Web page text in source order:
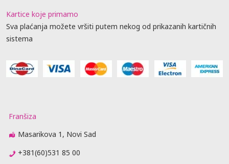
Kartice koje primamo
Sva plaćanja možete vršiti putem nekog od prikazanih kartičnih
sistema
Franšiza
Masarikova 1, Novi Sad
+381(60)531 85 00